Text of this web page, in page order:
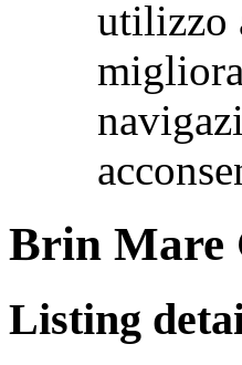
utilizzo
Brin Mare
Listing